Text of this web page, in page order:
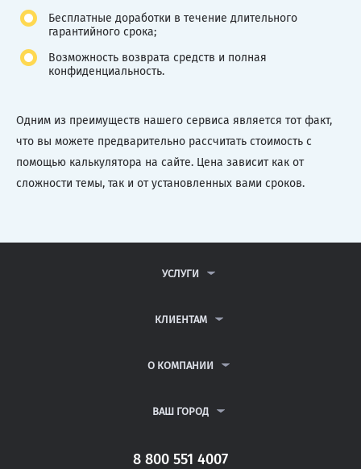
Бесплатные доработки в течение длительного
гарантийного срока;
Возможность возврата средств и полная
конфиденциальность.
Одним из преимуществ нашего сервиса является тот факт,
что вы можете предварительно рассчитать стоимость с
помощью калькулятора на сайте. Цена зависит как от
сложности темы, так и от установленных вами сроков.
УСЛУГИ
ДИПЛОМНЫЕ РАБОТЫ
РЕФЕРАТЫ
КЛИЕНТАМ
ВОПРОСЫ И ОТВЕТЫ
ПОЛИТИКА КОНФИДЕНЦИАЛЬНОСТИ
О КОМПАНИИ
КОНТАКТЫ
ВАШ ГОРОД
САНКТ-ПЕТЕРБУРГ
8 800 551 4007